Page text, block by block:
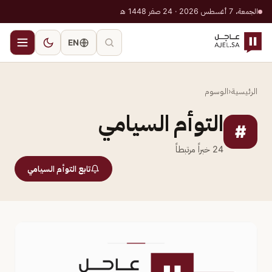
الجمعة، 7 أغسطس 2026 · 24 صفر 1448 هـ
EN
الرئيسية‹الوسوم
# التوأم السيامي
24 خبراً مرتبطاً
تابع التوأم السيامي